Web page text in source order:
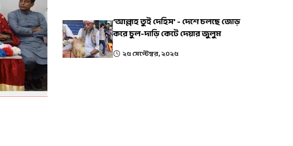
‘আল্লাহ তুই দেহিস’ - দেশে চলছে জোড়
করে চুল-দাড়ি কেটে দেয়ার জুলুম
২৫ সেপ্টেম্বর, ২০২৫